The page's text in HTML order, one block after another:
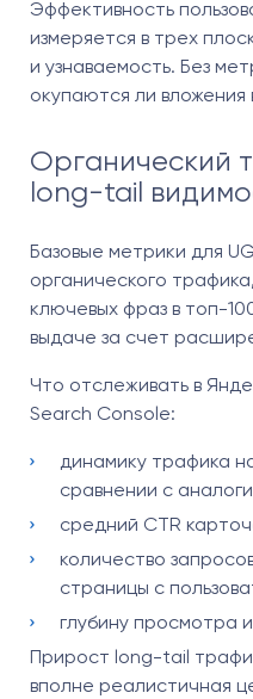
Эффективность
измеряется в трех
и узнаваемость. Без
окупаются ли
Органический
long-tail
Базовые метрики для
органического
ключевых фраз в топ-
выдаче за счет
Что отслеживать в
Search Console:
динамику трафика
сравнении с
средний CTR
количество
страницы с
глубину просмотра
Прирост long-tail
вполне реалистичная